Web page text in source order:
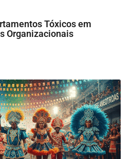
Tóxicos em
Organizacionais